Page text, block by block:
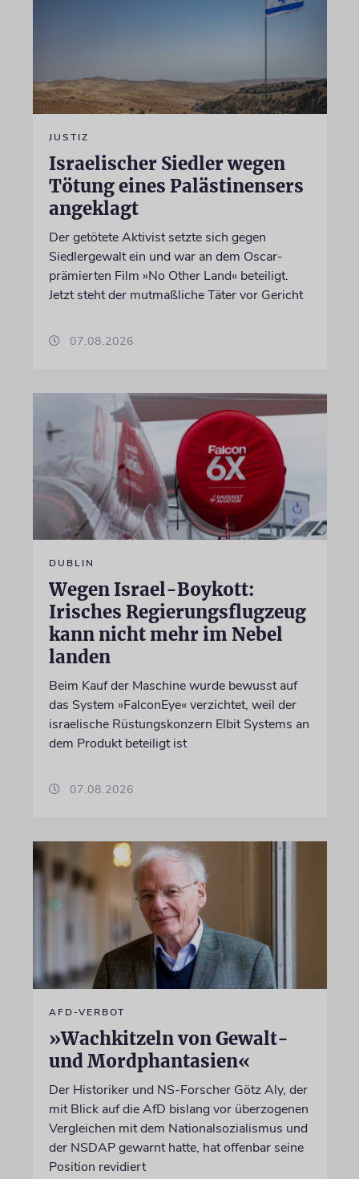
JUSTIZ
Israelischer Siedler wegen
Tötung eines Palästinensers
angeklagt
Der getötete Aktivist setzte sich gegen
Siedlergewalt ein und war an dem Oscar-
prämierten Film »No Other Land« beteiligt.
Jetzt steht der mutmaßliche Täter vor Gericht
07.08.2026
DUBLIN
Wegen Israel-Boykott:
Irisches Regierungsflugzeug
kann nicht mehr im Nebel
landen
Beim Kauf der Maschine wurde bewusst auf
das System »FalconEye« verzichtet, weil der
israelische Rüstungskonzern Elbit Systems an
dem Produkt beteiligt ist
07.08.2026
AFD-VERBOT
»Wachkitzeln von Gewalt-
und Mordphantasien«
Der Historiker und NS-Forscher Götz Aly, der
mit Blick auf die AfD bislang vor überzogenen
Vergleichen mit dem Nationalsozialismus und
der NSDAP gewarnt hatte, hat offenbar seine
Position revidiert